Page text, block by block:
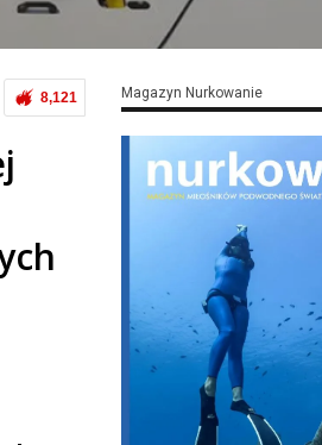
8,121 Magazyn Nurkowanie